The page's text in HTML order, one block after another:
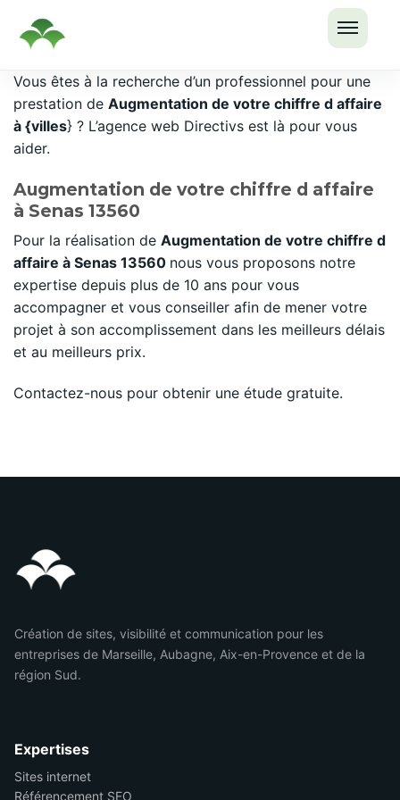
LE
MENU
Passer
au
contenu
Vous êtes à la recherche d’un professionnel pour une
prestation de Augmentation de votre chiffre d affaire
à {villes} ? L’agence web Directivs est là pour vous
aider.
Augmentation de votre chiffre d affaire
à Senas 13560
Pour la réalisation de Augmentation de votre chiffre d
affaire à Senas 13560 nous vous proposons notre
expertise depuis plus de 10 ans pour vous
accompagner et vous conseiller afin de mener votre
projet à son accomplissement dans les meilleurs délais
et au meilleurs prix.
Contactez-nous pour obtenir une étude gratuite.
Création de sites, visibilité et communication pour les
entreprises de Marseille, Aubagne, Aix-en-Provence et de la
région Sud.
Expertises
Sites internet
Référencement SEO